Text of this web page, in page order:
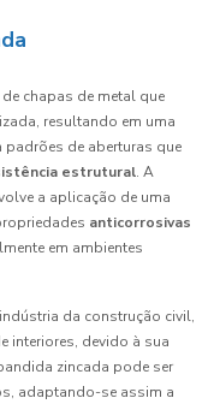
chapas de metal que
resultando em uma
padrões de aberturas que
estrutural. A
a aplicação de uma
anticorrosivas
em ambientes
da construção civil,
interiores, devido à sua
zincada pode ser
adaptando-se assim a